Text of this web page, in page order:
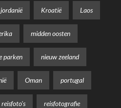
jordanië Kroatië Laos
midden oosten
parken nieuw zeeland
Oman portugal
reisfoto's reisfotografie